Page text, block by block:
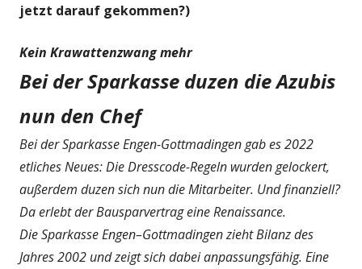
jetzt darauf gekommen?)
Kein Krawattenzwang mehr
Bei der Sparkasse duzen die Azubis
nun den Chef
Bei der Sparkasse Engen-Gottmadingen gab es 2022
etliches Neues: Die Dresscode-Regeln wurden gelockert,
außerdem duzen sich nun die Mitarbeiter. Und finanziell?
Da erlebt der Bausparvertrag eine Renaissance.
Die Sparkasse Engen–Gottmadingen zieht Bilanz des
Jahres 2002 und zeigt sich dabei anpassungsfähig. Eine